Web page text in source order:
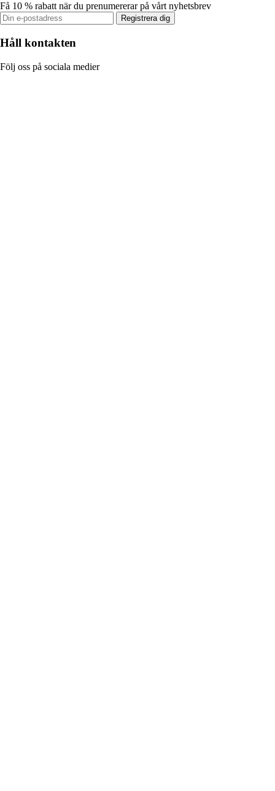
Få 10 % rabatt när du prenumererar på vårt nyhetsbrev
Registrera dig
Håll kontakten
Följ oss på sociala medier